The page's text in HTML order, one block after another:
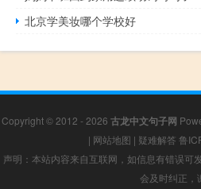
北京学美妆哪个学校好
Copyright © 2012 - 2026 古龙中文句子网
| 网站地图 | 疑难解答 鲁
声明：本站内容来自互联网，如信息有错误可
会及时纠正，